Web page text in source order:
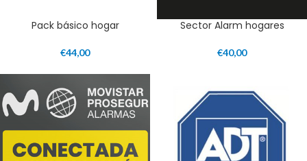
Pack básico hogar
€44,00
Sector Alarm hogares
€40,00